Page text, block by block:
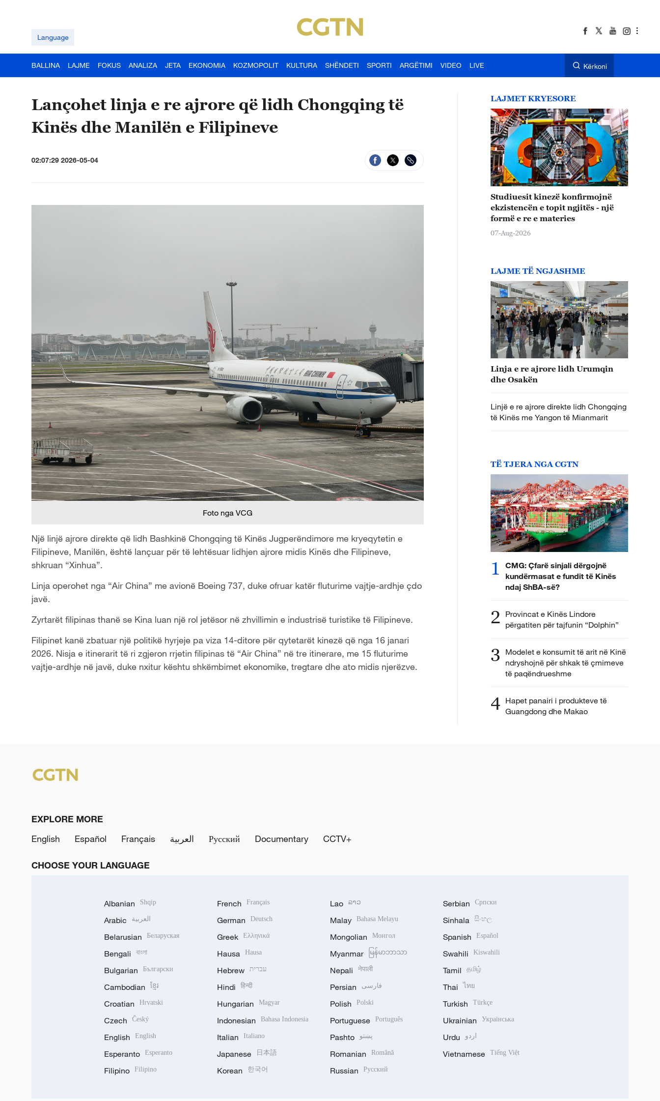
Language
BALLINA LAJME FOKUS ANALIZA JETA EKONOMIA KOZMOPOLIT KULTURA SHËNDETI SPORTI ARGËTIMI VIDEO LIVE Kërkoni
Lançohet linja e re ajrore që lidh Chongqing të
Kinës dhe Manilën e Filipineve
02:07:29 2026-05-04
Foto nga VCG
Një linjë ajrore direkte që lidh Bashkinë Chongqing të Kinës Jugperëndimore me kryeqytetin e
Filipineve, Manilën, është lançuar për të lehtësuar lidhjen ajrore midis Kinës dhe Filipineve,
shkruan “Xinhua”.
Linja operohet nga “Air China” me avionë Boeing 737, duke ofruar katër fluturime vajtje-ardhje çdo
javë.
Zyrtarët filipinas thanë se Kina luan një rol jetësor në zhvillimin e industrisë turistike të Filipineve.
Filipinet kanë zbatuar një politikë hyrjeje pa viza 14-ditore për qytetarët kinezë që nga 16 janari
2026. Nisja e itinerarit të ri zgjeron rrjetin filipinas të “Air China” në tre itinerare, me 15 fluturime
vajtje-ardhje në javë, duke nxitur kështu shkëmbimet ekonomike, tregtare dhe ato midis njerëzve.
LAJMET KRYESORE
Studiuesit kinezë konfirmojnë
ekzistencën e topit ngjitës - një
formë e re e materies
07-Aug-2026
LAJME TË NGJASHME
Linja e re ajrore lidh Urumqin
dhe Osakën
Linjë e re ajrore direkte lidh Chongqing
të Kinës me Yangon të Mianmarit
TË TJERA NGA CGTN
1
CMG: Çfarë sinjali dërgojnë
kundërmasat e fundit të Kinës
ndaj ShBA-së?
2 Provincat e Kinës Lindore
përgatiten për tajfunin “Dolphin”
3 Modelet e konsumit të arit në Kinë
ndryshojnë për shkak të çmimeve
të paqëndrueshme
4 Hapet panairi i produkteve të
Guangdong dhe Makao
EXPLORE MORE
English
Español Français العربية Русский Documentary CCTV+
CHOOSE YOUR LANGUAGE
Albanian Shqip
Arabic العربية
Belarusian Беларуская
Bengali বাংলা
Bulgarian Български
Cambodian ខ្មែរ
Croatian Hrvatski
Czech Český
English English
Esperanto Esperanto
Filipino Filipino
French Français
German Deutsch
Greek Ελληνικά
Hausa Hausa
Hebrew עברית
Hindi हिन्दी
Hungarian Magyar
Indonesian Bahasa Indonesia
Italian Italiano
Japanese 日本語
Korean 한국어
Lao ລາວ
Malay Bahasa Melayu
Mongolian Монгол
Myanmar မြန်မာဘာသာ
Nepali नेपाली
Persian فارسی
Polish Polski
Portuguese Português
Pashto پښتو
Romanian Română
Russian Русский
Serbian Српски
Sinhala සිංහල
Spanish Español
Swahili Kiswahili
Tamil தமிழ்
Thai ไทย
Turkish Türkçe
Ukrainian Українська
Urdu اردو
Vietnamese Tiếng Việt